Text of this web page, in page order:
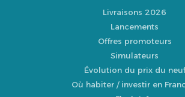
Livraisons 2026
Lancements
Offres promoteurs
Simulateurs
Évolution du prix du neuf
Où habiter / investir en